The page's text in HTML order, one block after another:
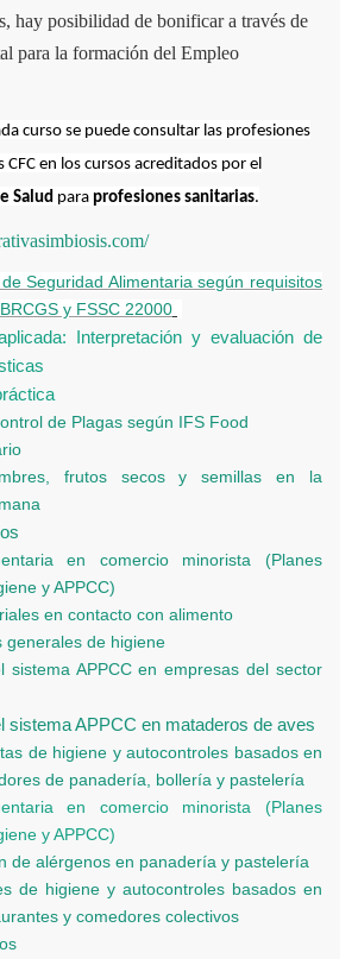
hay posibilidad de bonificar a través de
para la formación del Empleo
curso se puede consultar las profesiones
en los cursos acreditados por el
Salud para profesiones sanitarias.
Seguridad Alimentaria según requisitos
y FSSC 22000
Interpretación y evaluación de
de Plagas según IFS Food
frutos secos y semillas en la
en comercio minorista (Planes
y APPCC)
en contacto con alimento
generales de higiene
sistema APPCC en empresas del sector
sistema APPCC en mataderos de aves
de higiene y autocontroles basados en
de panadería, bollería y pastelería
en comercio minorista (Planes
y APPCC)
de alérgenos en panadería y pastelería
de higiene y autocontroles basados en
y comedores colectivos